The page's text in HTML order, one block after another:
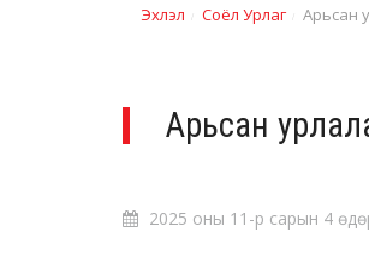
Эхлэл Соёл Урлаг Арьсан
Арьсан
2025 оны 11-р сарын 4